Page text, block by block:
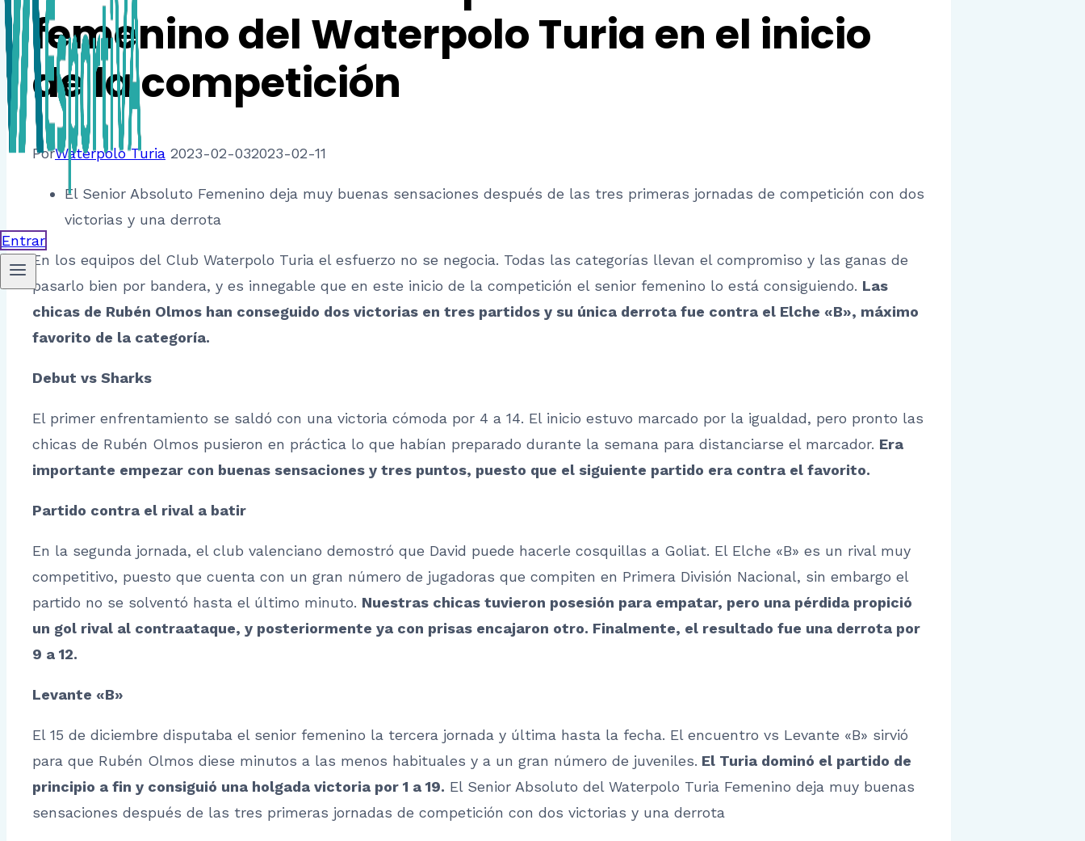
Entrar
femenino del Waterpolo Turia en el inicio
de la competición
PorWaterpolo Turia 2023-02-032023-02-11
El Senior Absoluto Femenino deja muy buenas sensaciones después de las tres primeras jornadas de competición con dos
victorias y una derrota
En los equipos del Club Waterpolo Turia el esfuerzo no se negocia. Todas las categorías llevan el compromiso y las ganas de
pasarlo bien por bandera, y es innegable que en este inicio de la competición el senior femenino lo está consiguiendo. Las
chicas de Rubén Olmos han conseguido dos victorias en tres partidos y su única derrota fue contra el Elche «B», máximo
favorito de la categoría.
Debut vs Sharks
El primer enfrentamiento se saldó con una victoria cómoda por 4 a 14. El inicio estuvo marcado por la igualdad, pero pronto las
chicas de Rubén Olmos pusieron en práctica lo que habían preparado durante la semana para distanciarse el marcador. Era
importante empezar con buenas sensaciones y tres puntos, puesto que el siguiente partido era contra el favorito.
Partido contra el rival a batir
En la segunda jornada, el club valenciano demostró que David puede hacerle cosquillas a Goliat. El Elche «B» es un rival muy
competitivo, puesto que cuenta con un gran número de jugadoras que compiten en Primera División Nacional, sin embargo el
partido no se solventó hasta el último minuto. Nuestras chicas tuvieron posesión para empatar, pero una pérdida propició
un gol rival al contraataque, y posteriormente ya con prisas encajaron otro. Finalmente, el resultado fue una derrota por
9 a 12.
Levante «B»
El 15 de diciembre disputaba el senior femenino la tercera jornada y última hasta la fecha. El encuentro vs Levante «B» sirvió
para que Rubén Olmos diese minutos a las menos habituales y a un gran número de juveniles. El Turia dominó el partido de
principio a fin y consiguió una holgada victoria por 1 a 19. El Senior Absoluto del Waterpolo Turia Femenino deja muy buenas
sensaciones después de las tres primeras jornadas de competición con dos victorias y una derrota